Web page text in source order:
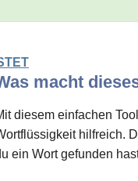
macht
diesem einfachen
hilfreich.
ein Wort gefunden